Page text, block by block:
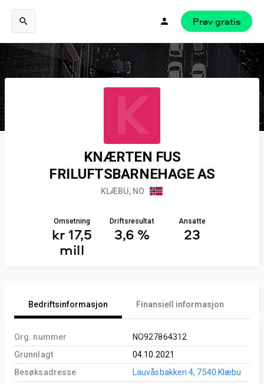
Prøv gratis
K
KNÆRTEN FUS
FRILUFTSBARNEHAGE AS
KLÆBU, NO
Omsetning
kr 17,5
mill
Driftsresultat
3,6 %
Ansatte
23
Bedriftsinformasjon Finansiell informasjon
Org. nummer
NO927864312
Grunnlagt
04.10.2021
Besøksadresse
Lauvåsbakken 4, 7540 Klæbu